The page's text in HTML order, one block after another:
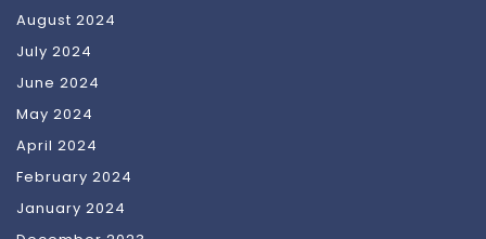
August 2024
July 2024
June 2024
May 2024
April 2024
February 2024
January 2024